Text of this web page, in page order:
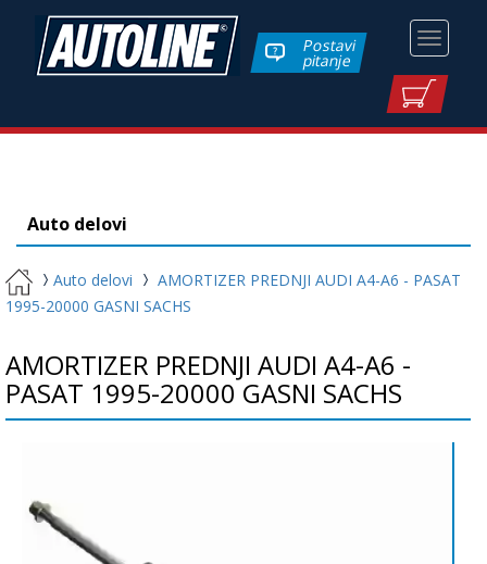
Toggle
Postavi
pitanje
Auto delovi
Auto delovi
AMORTIZER PREDNJI AUDI A4-A6 - PASAT
1995-20000 GASNI SACHS
AMORTIZER PREDNJI AUDI A4-A6 -
PASAT 1995-20000 GASNI SACHS